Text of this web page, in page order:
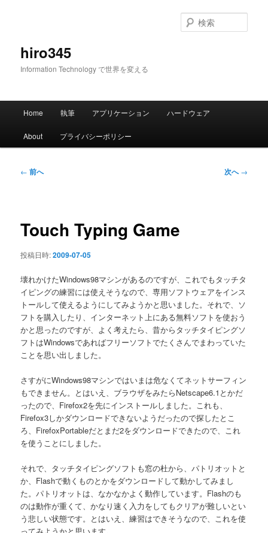
hiro345
Information Technology で世界を変える
索
メ
Home 執筆 アプリケーション ハードウェア
About プライバシーポリシー
投
ョ
← 前へ 次へ→
Touch Typing Game
投稿日時:2009-07-05
壊れかけたWindows98マシンがあるのですが、これでもタッチタ
イピングの練習には使えそうなので、専用ソフトウェアをインス
トールして使えるようにしてみようかと思いました。それで、ソ
フトを購入したり、インターネット上にある無料ソフトを使おう
かと思ったのですが、よく考えたら、昔からタッチタイピングソ
フトはWindowsであればフリーソフトでたくさんでまわっていた
ことを思い出しました。
さすがにWindows98マシンではいまは危なくてネットサーフィン
もできません。とはいえ、ブラウザをみたらNetscape6.1とかだ
ったので、Firefox2を先にインストールしました。これも、
Firefox3しかダウンロードできないようだったので探したとこ
ろ、FirefoxPortableだとまだ2をダウンロードできたので、これ
を使うことにしました。
それで、タッチタイピングソフトも窓の杜から、パトリオットと
か、Flashで動くものとかをダウンロードして動かしてみまし
た。パトリオットは、なかなかよく動作しています。Flashのも
のは動作が重くて、かなり速く入力をしてもクリアが難しいとい
う悲しい状態です。とはいえ、練習はできそうなので、これを使